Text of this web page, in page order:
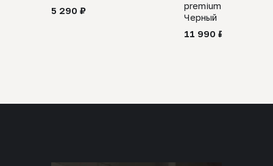
5 290 ₽
premium merino
Черный
11 990 ₽